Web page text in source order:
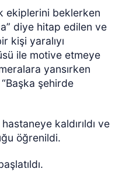
ekiplerini beklerken
diye hitap edilen ve
kişi yaralıyı
ile motive etmeye
yansırken
şehirde
kaldırıldı ve
öğrenildi.